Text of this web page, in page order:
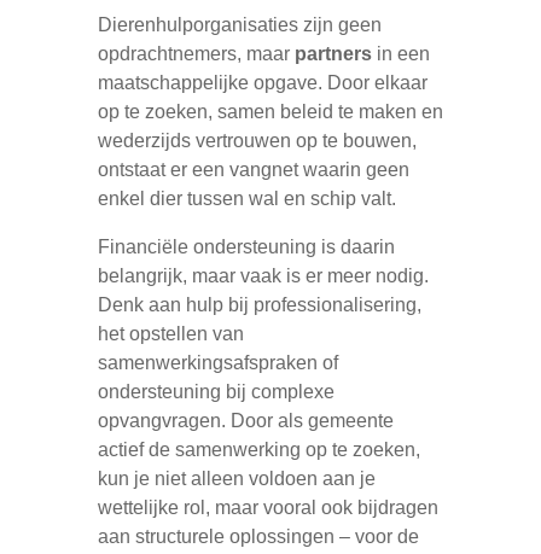
Dierenhulporganisaties zijn geen
opdrachtnemers, maar partnersin een
maatschappelijke opgave. Door elkaar
op te zoeken, samen beleid te maken en
wederzijds vertrouwen op te bouwen,
ontstaat er een vangnet waarin geen
enkel dier tussen wal en schip valt.
Financiële ondersteuning is daarin
belangrijk, maar vaak is er meer nodig.
Denk aan hulp bij professionalisering,
het opstellen van
samenwerkingsafspraken of
ondersteuning bij complexe
opvangvragen. Door als gemeente
actief de samenwerking op te zoeken,
kun je niet alleen voldoen aan je
wettelijke rol, maar vooral ook bijdragen
aan structurele oplossingen – voor de